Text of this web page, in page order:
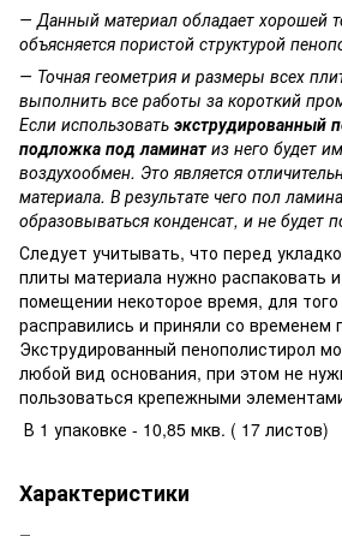
― Данный материал обладает хорошей
объясняется пористой структурой
― Точная геометрия и размеры всех
выполнить все работы за короткий
Если использовать экструдированный
подложка под ламинатиз него будет
воздухообмен. Это является
материала. В результате чего пол
образовываться конденсат, и не будет
Следует учитывать, что перед
плиты материала нужно распаковать
помещении некоторое время, для
расправились и приняли со временем
Экструдированный пенополистирол
любой вид основания, при этом не
пользоваться крепежными
В 1 упаковке - 10,85 мкв. ( 17 листов)
Характеристики